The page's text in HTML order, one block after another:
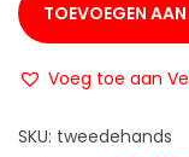
TOEVOEGEN
Voeg toe aan
SKU: tweedehands